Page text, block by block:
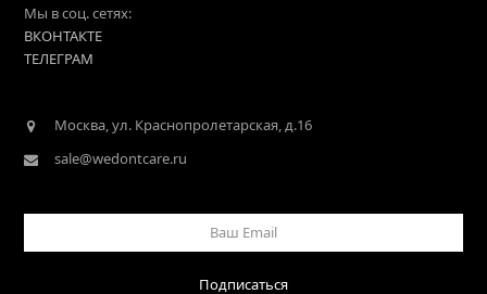
Мы в соц. сетях:
ВКОНТАКТЕ
ТЕЛЕГРАМ
Москва, ул. Краснопролетарская, д.16
sale@wedontcare.ru
Email
Подписаться